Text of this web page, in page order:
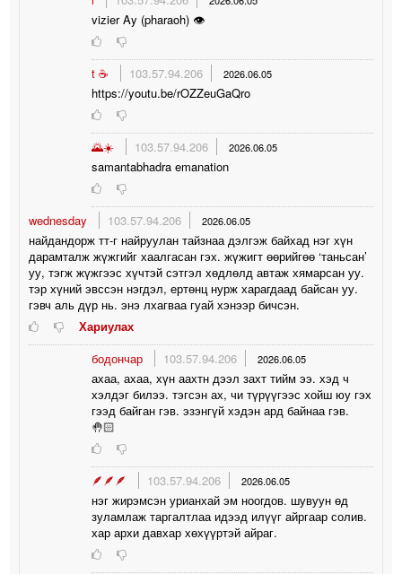
vizier Ay (pharaoh) 👁
t ☕️ 103.57.94.206 2026.06.05
https://youtu.be/rOZZeuGaQro
🌄☀️ 103.57.94.206 2026.06.05
samantabhadra emanation
wednesday 103.57.94.206 2026.06.05
найдандорж тт-г найруулан тайзнаа дэлгэж байхад нэг хүн
дарамталж жүжгийг хаалгасан гэх. жүжигт өөрийгөө ‘таньсан’
уу, тэгж жүжгээс хүчтэй сэтгэл хөдлөлд автаж хямарсан уу.
тэр хүний эвссэн нэгдэл, ертөнц нурж харагдаад байсан уу.
гэвч аль дүр нь. энэ лхагваа гуай хэнээр бичсэн.
Хариулах
бодончар
103.57.94.206 2026.06.05
ахаа, ахаа, хүн аахтн дээл захт тийм ээ. хэд ч
хэлдэг билээ. тэгсэн ах, чи түрүүгээс хойш юу гэх
гээд байган гэв. эзэнгүй хэдэн ард байнаа гэв.
🤚🏻
🪶🪶🪶 103.57.94.206 2026.06.05
нэг жирэмсэн урианхай эм ноогдов. шувуун өд
зуламлаж таргалтлаа идээд илүүг айргаар солив.
хар архи давхар хөхүүртэй айраг.